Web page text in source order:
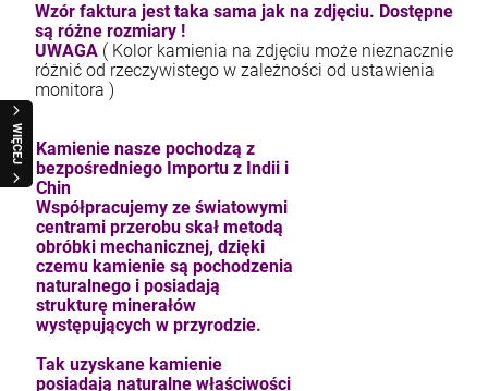
WIĘCEJ
Wzór faktura jest taka sama jak na zdjęciu. Dostępne
są różne rozmiary !
UWAGA ( Kolor kamienia na zdjęciu może nieznacznie
różnić od rzeczywistego w zależności od ustawienia
monitora )
Kamienie nasze pochodzą z
bezpośredniego Importu z Indii i
Chin
Współpracujemy ze światowymi
centrami przerobu skał metodą
obróbki mechanicznej, dzięki
czemu kamienie są pochodzenia
naturalnego i posiadają
strukturę minerałów
występujących w przyrodzie.
Tak uzyskane kamienie
posiadają naturalne właściwości